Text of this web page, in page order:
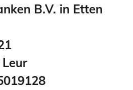
B.V. in Etten